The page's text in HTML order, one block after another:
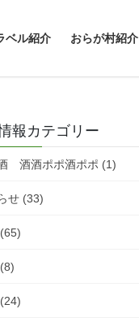
ベル紹介 おらが村紹介
報カテゴリー
酒酒ポポ酒ポポ (1)
せ (33)